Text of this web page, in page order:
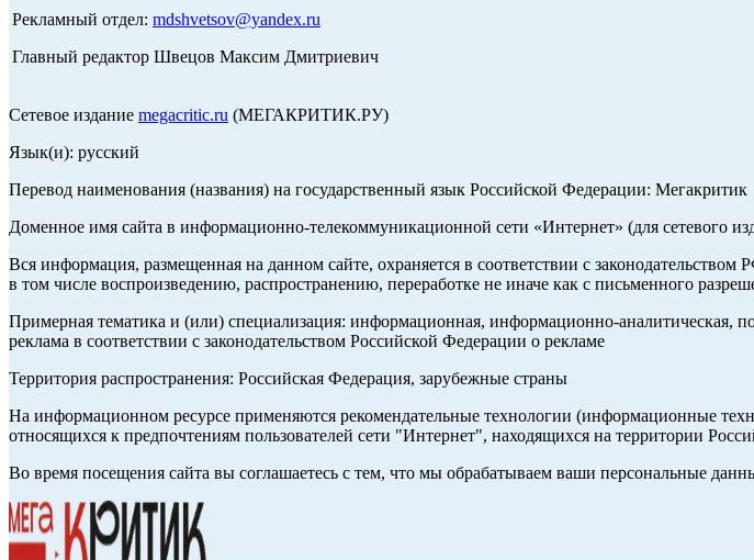
Рекламный отдел: mdshvetsov@yandex.ru
Главный редактор Швецов Максим Дмитриевич
Сетевое издание megacritic.ru (МЕГАКРИТИК.РУ)
Язык(и): русский
Перевод наименования (названия) на государственный язык Российской Федерации: Мегакритик
Доменное имя сайта в информационно-телекоммуникационной сети «Интернет» (для сетевого
Вся информация, размещенная на данном сайте, охраняется в соответствии с
в том числе воспроизведению, распространению, переработке не иначе как с письменного
Примерная тематика и (или) специализация: информационная, информационно-аналитическая,
реклама в соответствии с законодательством Российской Федерации о рекламе
Территория распространения: Российская Федерация, зарубежные страны
На информационном ресурсе применяются рекомендательные технологии (информационные
относящихся к предпочтениям пользователей сети "Интернет", находящихся на территории
Во время посещения сайта вы соглашаетесь с тем, что мы обрабатываем ваши персональные